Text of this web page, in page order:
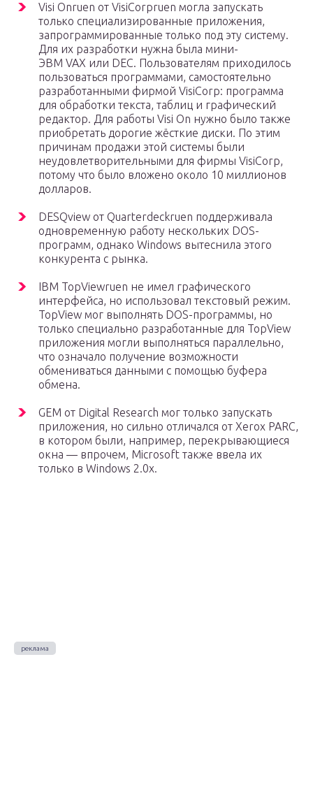
Visi Onruen от VisiCorpruen могла запускать
только специализированные приложения,
запрограммированные только под эту систему.
Для их разработки нужна была мини-
ЭВМ VAX или DEC. Пользователям приходилось
пользоваться программами, самостоятельно
разработанными фирмой VisiCorp: программа
для обработки текста, таблиц и графический
редактор. Для работы Visi On нужно было также
приобретать дорогие жёсткие диски. По этим
причинам продажи этой системы были
неудовлетворительными для фирмы VisiCorp,
потому что было вложено около 10 миллионов
долларов.
DESQview от Quarterdeckruen поддерживала
одновременную работу нескольких DOS-
программ, однако Windows вытеснила этого
конкурента с рынка.
IBM TopViewruen не имел графического
интерфейса, но использовал текстовый режим.
TopView мог выполнять DOS-программы, но
только специально разработанные для TopView
приложения могли выполняться параллельно,
что означало получение возможности
обмениваться данными с помощью буфера
обмена.
GEM от Digital Research мог только запускать
приложения, но сильно отличался от Xerox PARC,
в котором были, например, перекрывающиеся
окна — впрочем, Microsoft также ввела их
только в Windows 2.0x.